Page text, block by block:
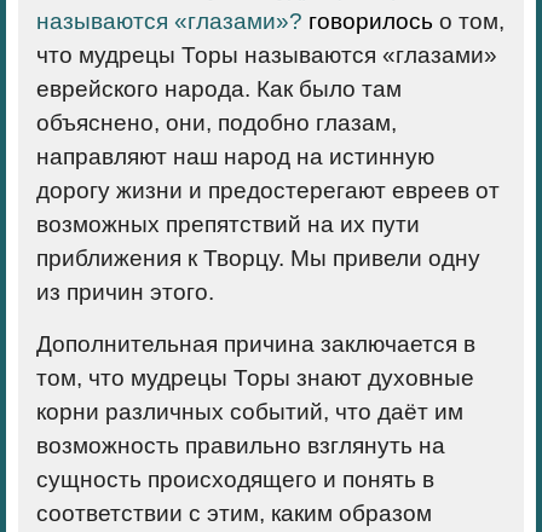
называются «глазами»? говорилось о том,
что мудрецы Торы называются «глазами»
еврейского народа. Как было там
объяснено, они, подобно глазам,
направляют наш народ на истинную
дорогу жизни и предостерегают евреев от
возможных препятствий на их пути
приближения к Творцу. Мы привели одну
из причин этого.
Дополнительная причина заключается в
том, что мудрецы Торы знают духовные
корни различных событий, что даёт им
возможность правильно взглянуть на
сущность происходящего и понять в
соответствии с этим, каким образом